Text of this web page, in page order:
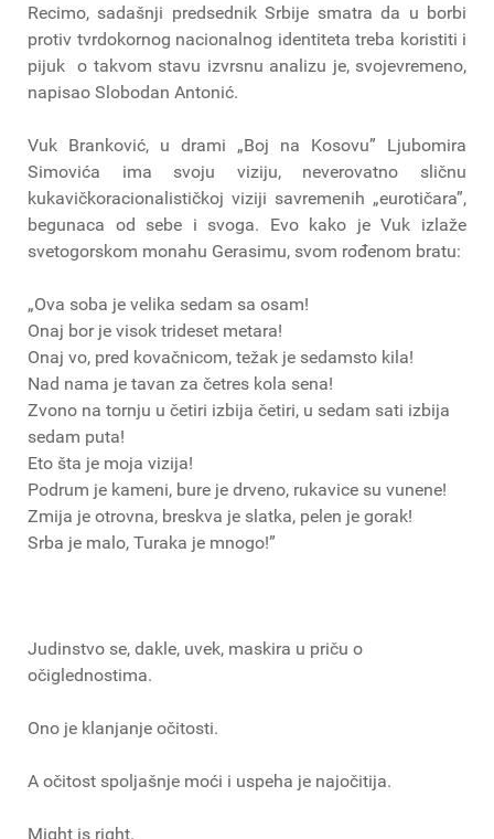
Recimo, sadašnji predsednik Srbije smatra da u borbi
protiv tvrdokornog nacionalnog identiteta treba koristiti i
pijuk ­ o takvom stavu izvrsnu analizu je, svojevremeno,
napisao Slobodan Antonić.
Vuk Branković, u drami „Boj na Kosovu” Ljubomira
Simovića ima svoju viziju, neverovatno sličnu
kukavičko­racionalističkoj viziji savremenih „eurotičara”,
begunaca od sebe i svoga. Evo kako je Vuk izlaže
svetogorskom monahu Gerasimu, svom rođenom bratu:
„Ova soba je velika sedam sa osam!
Onaj bor je visok trideset metara!
Onaj vo, pred kovačnicom, težak je sedamsto kila!
Nad nama je tavan za četres kola sena!
Zvono na tornju u četiri izbija četiri, u sedam sati izbija
sedam puta!
Eto šta je moja vizija!
Podrum je kameni, bure je drveno, rukavice su vunene!
Zmija je otrovna, breskva je slatka, pelen je gorak!
Srba je malo, Turaka je mnogo!”
Judinstvo se, dakle, uvek, maskira u priču o
očiglednostima.
Ono je klanjanje očitosti.
A očitost spoljašnje moći i uspeha je najočitija.
Might is right.